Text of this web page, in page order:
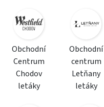
Obchodní
Centrum
Chodov
letáky
Obchodní
centrum
Letňany
letáky